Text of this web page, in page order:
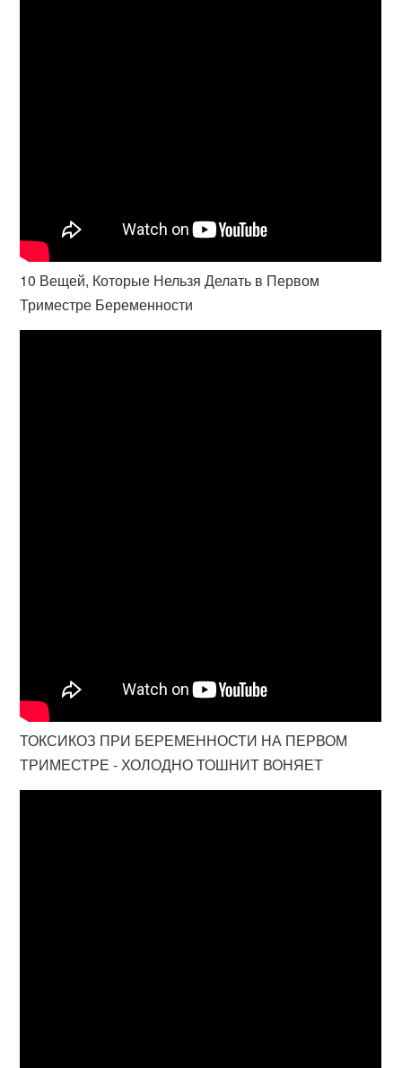
10 Вещей, Которые Нельзя Делать в Первом
Триместре Беременности
ТОКСИКОЗ ПРИ БЕРЕМЕННОСТИ НА ПЕРВОМ
ТРИМЕСТРЕ - ХОЛОДНО ТОШНИТ ВОНЯЕТ